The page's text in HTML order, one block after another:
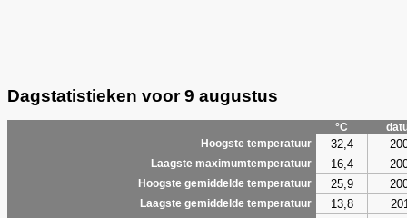
Dagstatistieken voor 9 augustus
°C
Hoogste temperatuur
32,4
Laagste maximumtemperatuur 16,4
Hoogste gemiddelde temperatuur 25,9
Laagste gemiddelde temperatuur 13,8